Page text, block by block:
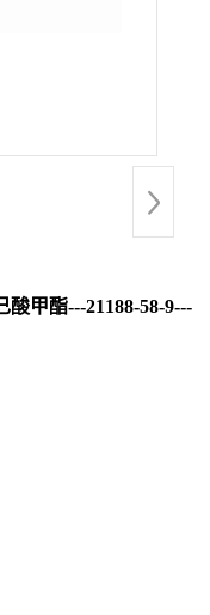
甲酯---21188-58-9---